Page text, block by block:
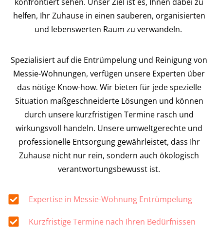
konfrontiert sehen. Unser Ziel ist es, Ihnen dabei zu
helfen, Ihr Zuhause in einen sauberen, organisierten
und lebenswerten Raum zu verwandeln.
Spezialisiert auf die Entrümpelung und Reinigung von
Messie-Wohnungen, verfügen unsere Experten über
das nötige Know-how. Wir bieten für jede spezielle
Situation maßgeschneiderte Lösungen und können
durch unsere kurzfristigen Termine rasch und
wirkungsvoll handeln. Unsere umweltgerechte und
professionelle Entsorgung gewährleistet, dass Ihr
Zuhause nicht nur rein, sondern auch ökologisch
verantwortungsbewusst ist.
Expertise in Messie-Wohnung Entrümpelung
Kurzfristige Termine nach Ihren Bedürfnissen